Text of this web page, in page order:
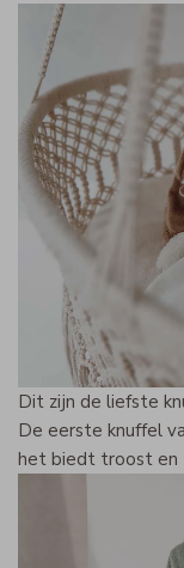
Dit zijn de liefste
De eerste knuffel
het biedt troost en